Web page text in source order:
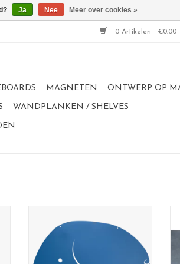
0 Artikelen - €0,00
MAGNETEN ONTWERP OP
WANDPLANKEN / SHELVES
magneetbord in een prachtige
Tijdloos Magneetbord. Ideaal als
Ja Nee Meer over cookies »